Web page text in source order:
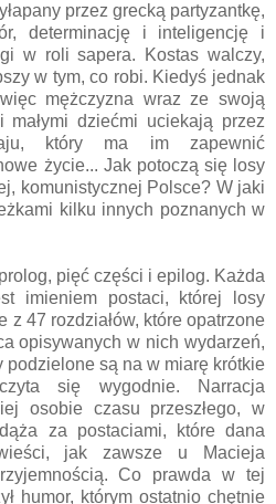
przez grecką partyzantkę,
determinację i inteligencję i
w roli sapera. Kostas walczy,
w tym, co robi. Kiedyś jednak
mężczyzna wraz ze swoją
dziećmi uciekają przez
który ma im zapewnić
życie... Jak potoczą się losy
komunistycznej Polsce? W jaki
kilku innych poznanych w
pięć części i epilog. Każda
imieniem postaci, której losy
z 47 rozdziałów, które opatrzone
opisywanych w nich wydarzeń,
podzielone są na w miarę krótkie
się wygodnie. Narracja
osobie czasu przeszłego, w
za postaciami, które dana
jak zawsze u Macieja
Co prawda w tej
humor, którym ostatnio chętnie